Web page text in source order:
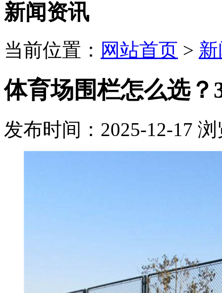
新闻资讯
当前位置： 网站首页 >
体育场围栏怎么选
发布时间：2025-12-17 浏